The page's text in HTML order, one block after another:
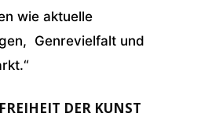
wie aktuelle
Genrevielfalt und
DER KUNST